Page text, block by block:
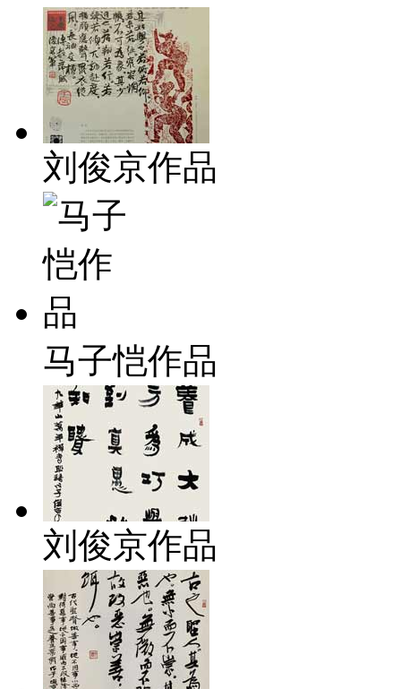
刘俊京作品
马子恺作品
刘俊京作品